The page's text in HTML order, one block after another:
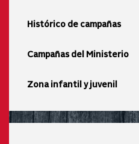
Histórico de campañas
Campañas del Ministerio
Zona infantil y juvenil